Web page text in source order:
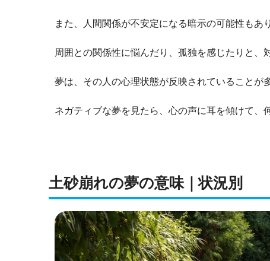
また、人間関係が不安定になる暗示の可能性もあ
周囲との関係性に悩んだり、孤独を感じたりと、
夢は、その人の心理状態が反映されていることが
ネガティブな夢を見たら、心の声に耳を傾けて、
土砂崩れの夢の意味｜状況別